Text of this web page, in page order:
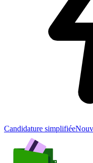
Candidature simplifiée